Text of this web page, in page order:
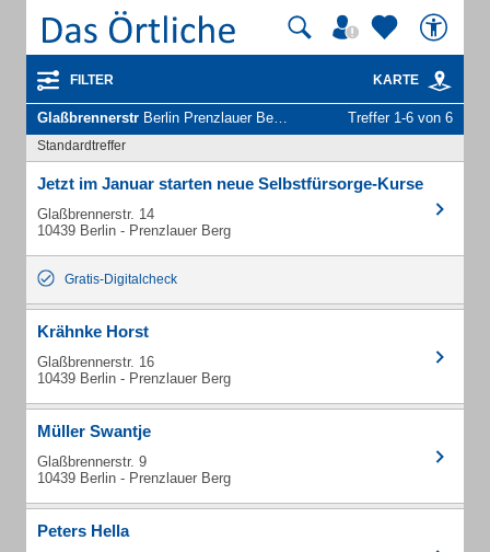
FILTER KARTE
Glaßbrennerstr Berlin Prenzlauer Berg - Unternehmen und Personen Treffer 1-6 von 6
Standardtreffer
Jetzt im Januar starten neue Selbstfürsorge-Kurse
Glaßbrennerstr. 14
10439 Berlin - Prenzlauer Berg
Gratis-Digitalcheck
Krähnke Horst
Glaßbrennerstr. 16
10439 Berlin - Prenzlauer Berg
Müller Swantje
Glaßbrennerstr. 9
10439 Berlin - Prenzlauer Berg
Peters Hella